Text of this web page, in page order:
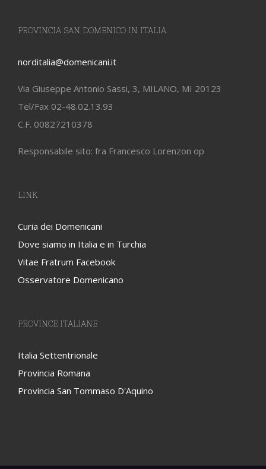
PROVINCIA SAN DOMENICO IN ITALIA
norditalia@domenicani.it
Via Giuseppe Antonio Sassi, 3, MILANO, MI 20123
Tel/Fax 02-48.02.13.93
C.F. 00827210378
Responsabile sito: fra Francesco Lorenzon op
LINK
Curia dei Domenicani
Dove siamo in Italia e in Turchia
Vitae Fratrum Facebook
Osservatore Domenicano
PROVINCE ITALIANE
Italia Settentrionale
Provincia Romana
Provincia San Tommaso D'Aquino